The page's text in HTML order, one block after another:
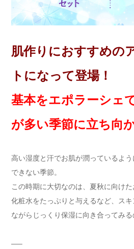
肌作りにおすすめの
トになって登場！
基本をエポラーシェ
が多い季節に立ち向
高い湿度と汗でお肌が潤っているよ
できない季節。
この時期に大切なのは、夏秋に向けた
化粧水をたっぷりと与えるなど、ス
ながらじっくり保湿に向き合ってみる
—–